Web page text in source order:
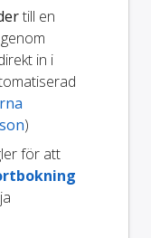
till en
in i
)
för att